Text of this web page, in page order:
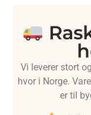
Vi leverer stort
hvor i Norge.
er til